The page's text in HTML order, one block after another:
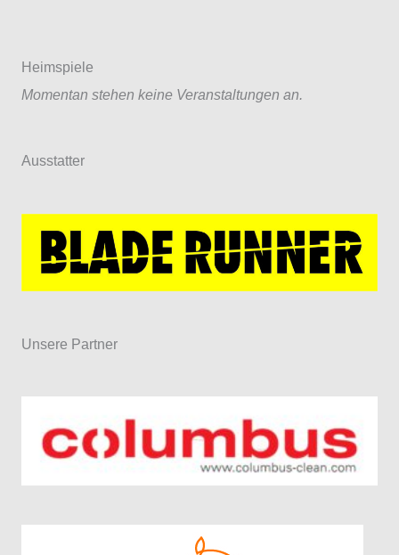
Heimspiele
Momentan stehen keine Veranstaltungen an.
Ausstatter
Unsere Partner